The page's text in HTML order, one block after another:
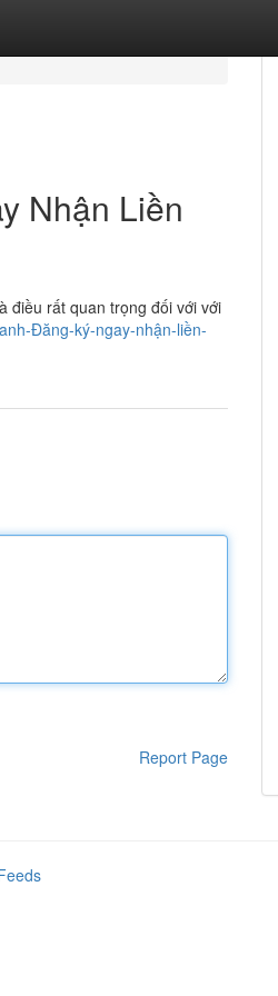
Nhận Liền
điều rất quan trọng đối với với
Đăng-ký-ngay-nhận-liền-
Report Page